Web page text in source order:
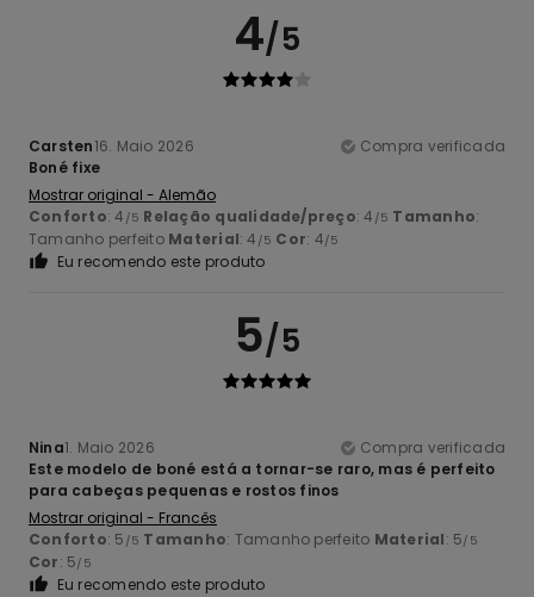
4/5
Carsten16. Maio 2026
Compra verificada
Boné fixe
Mostrar original - Alemão
Conforto: 4 /5 Relação qualidade/preço: 4 /5 Tamanho:
Tamanho perfeito Material: 4 /5 Cor: 4/5
Eu recomendo este produto
5/5
Nina1. Maio 2026
Compra verificada
Este modelo de boné está a tornar-se raro, mas é perfeito
para cabeças pequenas e rostos finos
Mostrar original - Francês
Conforto: 5 /5 Tamanho: Tamanho perfeito Material: 5/5
Cor: 5/5
Eu recomendo este produto